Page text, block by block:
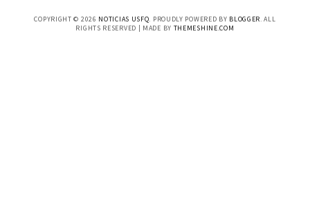
COPYRIGHT © 2026 NOTICIAS USFQ. PROUDLY POWERED BY BLOGGER. ALL
RIGHTS RESERVED | MADE BY THEMESHINE.COM